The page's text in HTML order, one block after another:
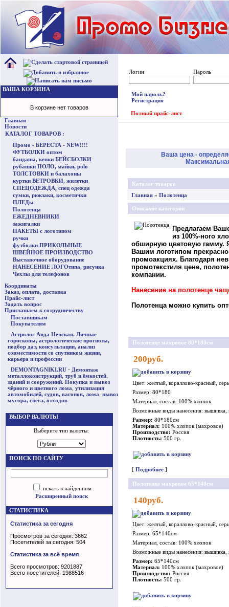
ВАША КОРЗИНА
В корзине нет товаров
Главная
Новости
КАТАЛОГ ТОВАРОВ :
Промо - БЕРЕСТА - NEW!!!!
ФУТБОЛКИ оптом
банданы, кепки БЕЙСБОЛКИ
рубашки ПОЛО, майки, polo
ТОЛСТОВКИ и балахоны
куртки ВЕТРОВКИ, жилетки
СПЕЦОДЕЖДА, спец одежда
сумки, рюкзаки, косметички
ПЛЕДы
Полотенца
ЕЖЕДНЕВНИКИ
зажигалки
ПАКЕТЫ с логотипом
ручки
футболки ПРИКОЛЬНЫЕ
ШВЕЙНОЕ ПРОИЗВОДСТВО
Выставочное оборудование
НАНЕСЕНИЕ ЛОГОтипа, рисунка
Чехлы для телефонов
Координаты
Заказ, оплата, доставка
Прайс-лист
Задать вопрос
Приглашаем к сотрудничеству
Поставщикам
Покупателям
Астролог Аида Невская. Личные
гороскопы, астрологические прогнозы,
подбор дат, консультации, анализ
совместимости со спутником жизни,
карьера и профессии
DEMONTAGNIKI.RU - Демонтаж
металлоконструкций труб и ёмкостей
зданий и сооружений Покупка и вывоз
чёрного и цветного лома утилизация
автомобилей, судов, вагонов, лома вывоз
мусора, снега, отходов
ВЫБОР ВАЛЮТЫ
Выберите тип валюты:
ПОИСК ПО САЙТУ
искать в найденном
Расширенный поиск
СТАТИСТИКА
Статистика за сегодня
Просмотров за сегодня: 3662
Посетителей за сегодня: 504
Статистика за всё время
Всего просмотров: 9201887
Всего посетителей: 1988516
Логин Пароль
Мой пароль?
Регистрация
Полный прайс-лист
Ваша цена -
Каталог товаров
Главная » Полотенца
Описание категории
Предлагаем
из 100%-ного
обширную цветовую гамму.
Вашим логотипом
промоакциях. Благодаря
промотекстиля цене,
компании.
Нанесение на полотенце
Полотенца можно купить
Полотенце махровое 80*180см
200руб.
Цвет: желтый, кораллово-красный,
Размер: 80*180
Материал, состав: 100% хлопок
Возможные виды нанесения: вышивка,
Размер: 80*180см
Материал: 100% хлопок (махровое)
Производство: Россия
Плотность: 500 гр.
[ Подробнее ]
Полотенце махровое 65*140см
140руб.
Цвет: желтый, кораллово-красный,
Размер: 65*140см
Материал, состав: 100% хлопок
Возможные виды нанесения: вышивка,
Размер: 65*140см
Материал: 100% хлопок (махровое)
Производство: Россия
Плотность: 500 гр.